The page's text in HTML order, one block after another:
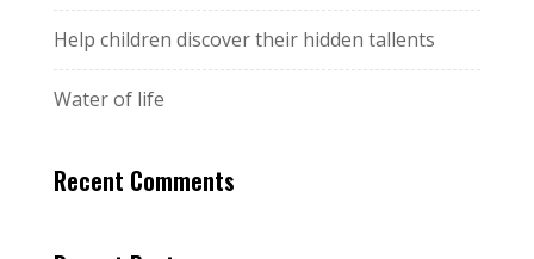
Help children discover their hidden tallents
Water of life
Recent Comments